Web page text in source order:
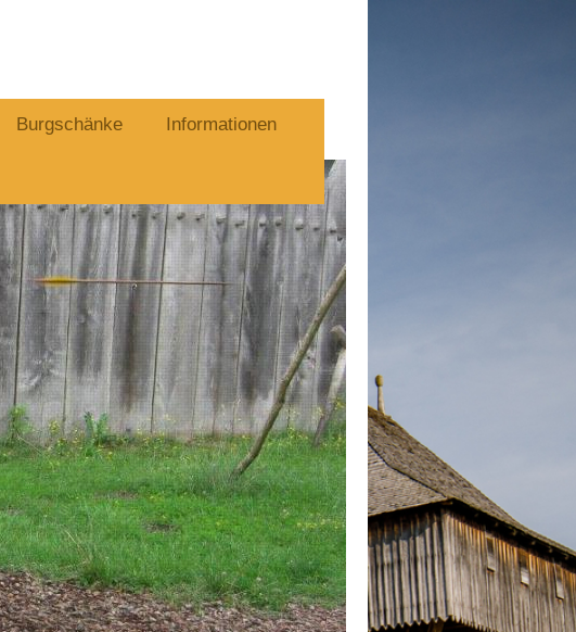
Burgschänke Informationen